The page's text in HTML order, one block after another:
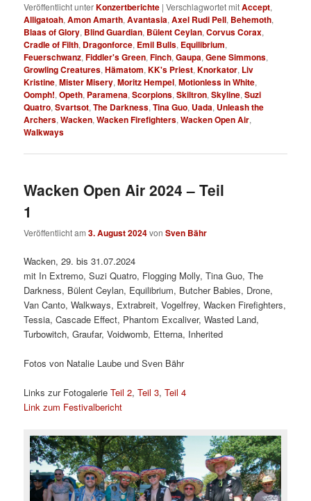
Veröffentlicht unterKonzertberichte |Verschlagwortet mitAccept,
Alligatoah,Amon Amarth,Avantasia,Axel Rudi Pell, Behemoth,
Blaas of Glory, Blind Guardian, Bülent Ceylan,Corvus Corax,
Cradle of Filth, Dragonforce, Emil Bulls, Equilibrium,
Feuerschwanz,Fiddler's Green,Finch,Gaupa,Gene Simmons,
Growling Creatures,Hämatom,KK's Priest,Knorkator, Liv
Kristine,Mister Misery,Moritz Hempel,Motionless in White,
Oomph!,Opeth, Paramena,Scorpions,Skiltron,Skyline,Suzi
Quatro,Svartsot,The Darkness,Tina Guo, Uada, Unleash the
Archers,Wacken,Wacken Firefighters,Wacken Open Air,
Walkways
Wacken Open Air 2024 – Teil
1
Veröffentlicht am3. August 2024vonSven Bähr
Wacken, 29. bis 31.07.2024
mit In Extremo, Suzi Quatro, Flogging Molly, Tina Guo, The
Darkness, Bülent Ceylan, Equilibrium, Butcher Babies, Drone,
Van Canto, Walkways, Extrabreit, Vogelfrey, Wacken Firefighters,
Tessia, Cascade Effect, Phantom Excaliver, Wasted Land,
Turbowitch, Graufar, Voidwomb, Etterna, Inherited
Fotos von Natalie Laube und Sven Bähr
Links zur FotogalerieTeil 2,Teil 3,Teil 4
Link zum Festivalbericht